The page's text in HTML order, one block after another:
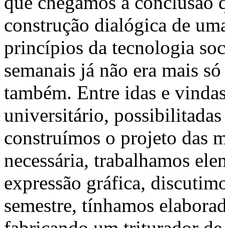
construção dialógica de
princípios da tecnologia
semanais já não era mais
também. Entre idas e
universitário,
construímos o projeto das
necessária, trabalhamos
expressão gráfica,
semestre, tínhamos